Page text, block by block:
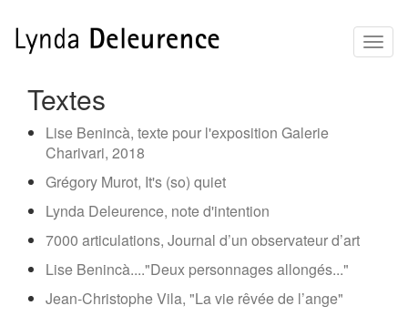
Aller
Textes
Lise Benincà, texte pour l'exposition Galerie
Charivari, 2018
Grégory Murot, It's (so) quiet
Lynda Deleurence, note d'intention
7000 articulations, Journal d’un observateur d’art
Lise Benincà...."Deux personnages allongés..."
Jean-Christophe Vila, "La vie rêvée de l’ange"